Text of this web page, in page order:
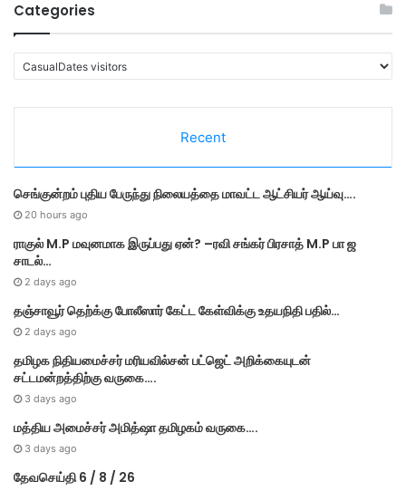
Categories
a
i
e
Recent
செங்குன்றம் புதிய பேருந்து நிலையத்தை மாவட்ட ஆட்சியர் ஆய்வு….
20 hours ago
ராகுல் M.P மவுனமாக இருப்பது ஏன்? –ரவி சங்கர் பிரசாத் M.P பா ஜ
சாடல்…
2 days ago
தஞ்சாவூர் தெற்க்கு போலீஸார் கேட்ட கேள்விக்கு உதயநிதி பதில்…
2 days ago
தமி​ழ​க நிதியமைச்சர் மரியவில்சன் பட்ஜெட் அறிக்கையுடன்
சட்டமன்றத்திற்கு வருகை….
3 days ago
மத்திய அமைச்சர் அமித்ஷா தமிழகம் வருகை….
3 days ago
தேவசெய்தி 6 / 8 / 26